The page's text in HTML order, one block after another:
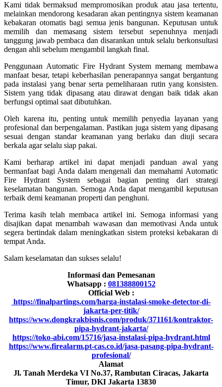
Kami tidak bermaksud mempromosikan produk atau jasa tertentu,
melainkan mendorong kesadaran akan pentingnya sistem keamanan
kebakaran otomatis bagi semua jenis bangunan. Keputusan untuk
memilih dan memasang sistem tersebut sepenuhnya menjadi
tanggung jawab pembaca dan disarankan untuk selalu berkonsultasi
dengan ahli sebelum mengambil langkah final.
Penggunaan Automatic Fire Hydrant System memang membawa
manfaat besar, tetapi keberhasilan penerapannya sangat bergantung
pada instalasi yang benar serta pemeliharaan rutin yang konsisten.
Sistem yang tidak dipasang atau dirawat dengan baik tidak akan
berfungsi optimal saat dibutuhkan.
Oleh karena itu, penting untuk memilih penyedia layanan yang
profesional dan berpengalaman. Pastikan juga sistem yang dipasang
sesuai dengan standar keamanan yang berlaku dan diuji secara
berkala agar selalu siap pakai.
Kami berharap artikel ini dapat menjadi panduan awal yang
bermanfaat bagi Anda dalam mengenali dan memahami Automatic
Fire Hydrant System sebagai bagian penting dari strategi
keselamatan bangunan. Semoga Anda dapat mengambil keputusan
terbaik demi keamanan properti dan penghuni.
Terima kasih telah membaca artikel ini. Semoga informasi yang
disajikan dapat menambah wawasan dan memotivasi Anda untuk
segera bertindak dalam meningkatkan sistem proteksi kebakaran di
tempat Anda.
Salam keselamatan dan sukses selalu!
Informasi dan Pemesanan
Whatsapp : 081388800152
Official Web :
https://finalpartings.com/harga-instalasi-smoke-detector-di-
jakarta-per-titik/
https://www.dongkrakbisnis.com/produk/371161/kontraktor-
pipa-hydrant-jakarta/
https://toko-abi.com/15716/jasa-instalasi-pipa-hydrant.html
https://www.firealarm.pt-cas.co.id/jasa-pasang-pipa-hydrant-
profesional/
Alamat
Jl. Tanah Merdeka VI No.37, Rambutan Ciracas, Jakarta
Timur, DKI Jakarta 13830